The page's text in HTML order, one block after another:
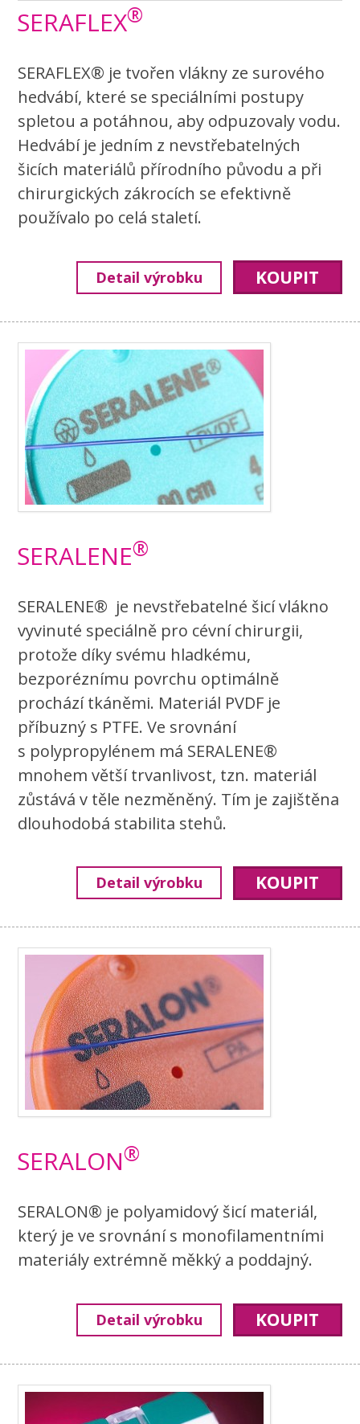
SERAFLEX®
SERAFLEX® je tvořen vlákny ze surového
hedvábí, které se speciálními postupy
spletou a potáhnou, aby odpuzovaly vodu.
Hedvábí je jedním z nevstřebatelných
šicích materiálů přírodního původu a při
chirurgických zákrocích se efektivně
používalo po celá staletí.
Detail výrobku KOUPIT
SERALENE®
SERALENE® je nevstřebatelné šicí vlákno
vyvinuté speciálně pro cévní chirurgii,
protože díky svému hladkému,
bezporéznímu povrchu optimálně
prochází tkáněmi. Materiál PVDF je
příbuzný s PTFE. Ve srovnání
s polypropylénem má SERALENE®
mnohem větší trvanlivost, tzn. materiál
zůstává v těle nezměněný. Tím je zajištěna
dlouhodobá stabilita stehů.
Detail výrobku KOUPIT
SERALON®
SERALON® je polyamidový šicí materiál,
který je ve srovnání s monofilamentními
materiály extrémně měkký a poddajný.
Detail výrobku KOUPIT